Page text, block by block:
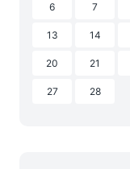
6 7
13 14
20 21
27 28